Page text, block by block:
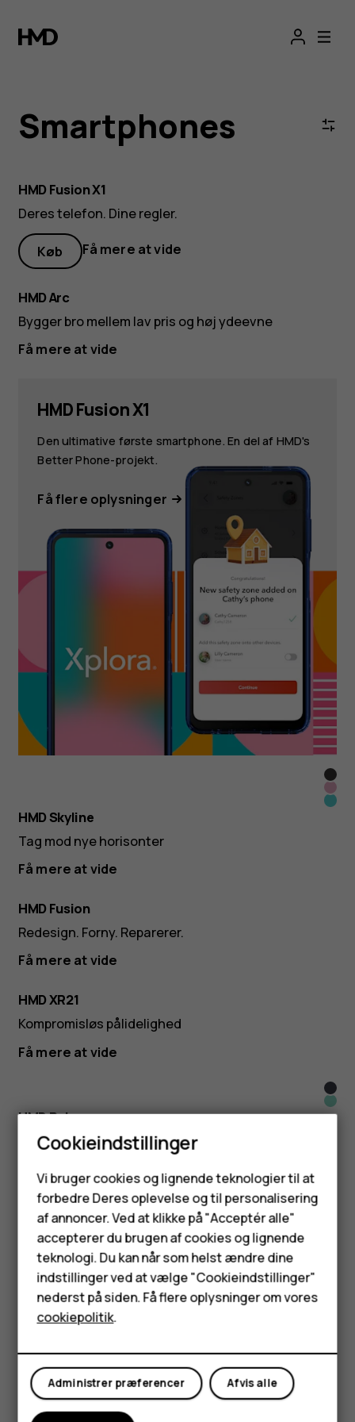
Smartphones
med
Android
Smartphones
Feature-telefoner
Tilbehør
HMD Terra M
Tablets
Min konto
Smartphones
HMD Fusion X1
Deres telefon. Dine regler.
Køb Få mere at vide
HMD Arc
Bygger bro mellem lav pris og høj ydeevne
Få mere at vide
Pink
Blue
HMD Skyline
Tag mod nye horisonter
Få mere at vide
HMD Fusion
Redesign. Forny. Reparerer.
Få mere at vide
HMD XR21
Kompromisløs pålidelighed
Få mere at vide
Blue
HMD Pulse+
Til alle dine "lad os få det til at ske"-øjeblikke
Få mere at vide
HMD Pulse
Få mere end det, du betaler for
Få mere at vide
HMD Pulse Pro
Din nye grund til at smile
Få mere at vide
HMD Fusion X1
Den ultimative første smartphone. En del af HMD's
Better Phone-projekt.
Få flere oplysninger
Cookieindstillinger
Vi bruger cookies og lignende teknologier til at
forbedre Deres oplevelse og til personalisering
af annoncer. Ved at klikke på "Acceptér alle"
accepterer du brugen af cookies og lignende
teknologi. Du kan når som helst ændre dine
indstillinger ved at vælge "Cookieindstillinger"
nederst på siden. Få flere oplysninger om vores
cookiepolitik.
Afvis alle
Administrer præferencer